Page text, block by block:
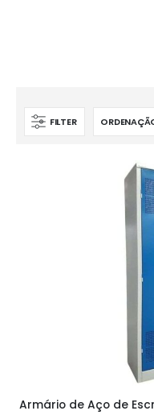
FILTER
Armário de Aço de